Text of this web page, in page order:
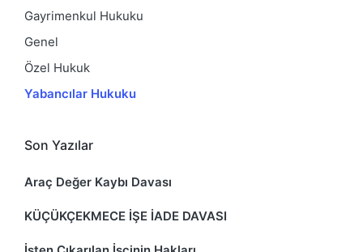
Gayrimenkul Hukuku
Genel
Özel Hukuk
Yabancılar Hukuku
Son Yazılar
Araç Değer Kaybı Davası
KÜÇÜKÇEKMECE İŞE İADE DAVASI